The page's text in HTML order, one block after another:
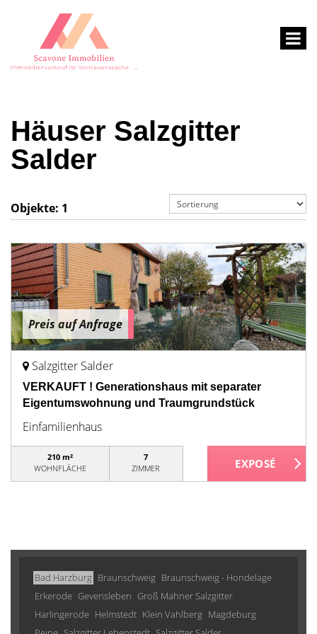
Häuser Salzgitter
Salder
Objekte: 1
Preis auf Anfrage
Salzgitter Salder
VERKAUFT ! Generationshaus mit separater
Eigentumswohnung und Traumgrundstück
Einfamilienhaus
210 m²
WOHNFLÄCHE
7
ZIMMER
Bad Harzburg Braunschweig Braunschweig - Hondelage
Erkerode Gevensleben Groß Mahner Salzgitter
Harlingerode Helmstedt Klein Vahlberg Magdeburg